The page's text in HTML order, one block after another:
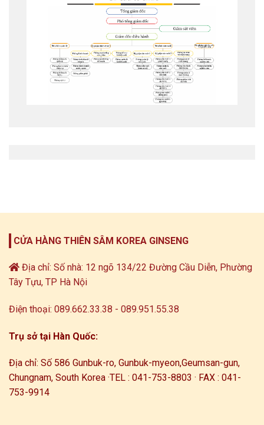
CỬA HÀNG THIÊN SÂM KOREA GINSENG
Địa chỉ: Số nhà: 12 ngõ 134/22 Đường Cầu Diễn, Phường
Tây Tựu, TP Hà Nội
Điện thoại: 089.662.33.38 - 089.951.55.38
Trụ sở tại Hàn Quốc:
Địa chỉ: Số 586 Gunbuk-ro, Gunbuk-myeon,Geumsan-gun,
Chungnam, South Korea ·TEL : 041-753-8803 · FAX : 041-
753-9914